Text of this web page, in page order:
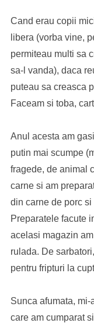
Cand erau copii
libera (vorba vine,
permiteau multi sa
sa-l vanda), daca
puteau sa creasca
Faceam si toba,
Anul acesta am
putin mai scumpe
fragede, de animal
carne si am
din carne de porc
Preparatele facute
acelasi magazin
rulada. De
pentru fripturi la
Sunca afumata,
care am cumparat